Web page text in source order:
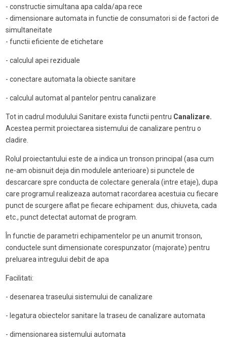
- constructie simultana apa calda/apa rece
- dimensionare automata in functie de consumatori si de factori de
simultaneitate
- functii eficiente de etichetare
- calculul apei reziduale
- conectare automata la obiecte sanitare
- calculul automat al pantelor pentru canalizare
Tot in cadrul modulului Sanitare exista functii pentru Canalizare.
Acestea permit proiectarea sistemului de canalizare pentru o
cladire.
Rolul proiectantului este de a indica un tronson principal (asa cum
ne-am obisnuit deja din modulele anterioare) si punctele de
descarcare spre conducta de colectare generala (intre etaje), dupa
care programul realizeaza automat racordarea acestuia cu fiecare
punct de scurgere aflat pe fiecare echipament: dus, chiuveta, cada
etc., punct detectat automat de program.
În functie de parametri echipamentelor pe un anumit tronson,
conductele sunt dimensionate corespunzator (majorate) pentru
preluarea intregului debit de apa
Facilitati:
- desenarea traseului sistemului de canalizare
- legatura obiectelor sanitare la traseu de canalizare automata
- dimensionarea sistemului automata